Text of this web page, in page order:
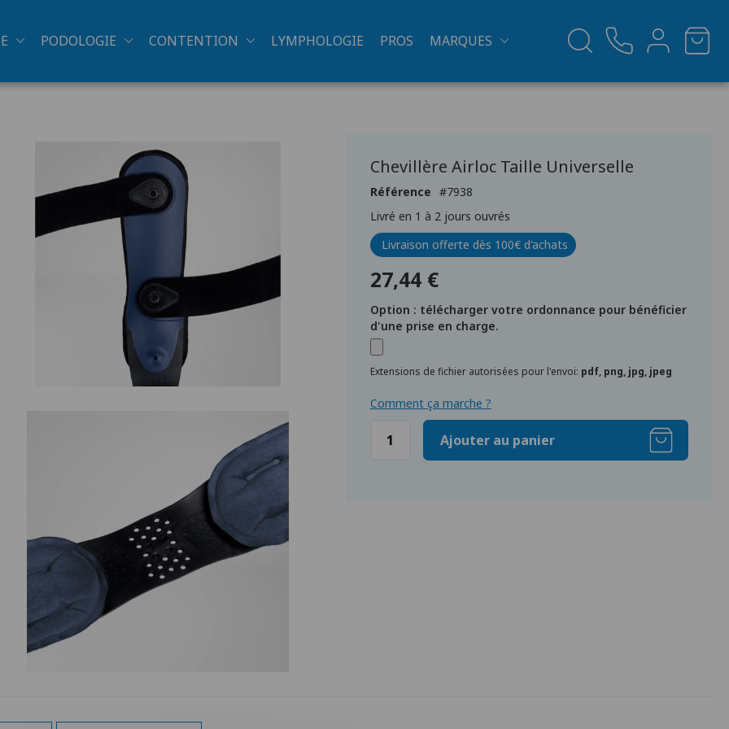
PODOLOGIE CONTENTION LYMPHOLOGIE PROS MARQUES
Chevillère Airloc Taille Universelle
Référence
7938
Livré en 1 à 2 jours ouvrés
Livraison offerte dès 100€ d'achats
27,44 €
Option : télécharger votre ordonnance pour bénéficier
d'une prise en charge.
Extensions de fichier autorisées pour l'envoi: pdf, png, jpg, jpeg
Comment ça marche ?
Ajouter au panier